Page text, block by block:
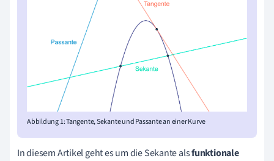
Abbildung 1: Tangente, Sekante und Passante an einer Kurve
In diesem Artikel geht es um die Sekante alsfunktionale